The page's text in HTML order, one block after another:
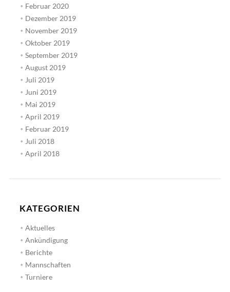
Februar 2020
Dezember 2019
November 2019
Oktober 2019
September 2019
August 2019
Juli 2019
Juni 2019
Mai 2019
April 2019
Februar 2019
Juli 2018
April 2018
KATEGORIEN
Aktuelles
Ankündigung
Berichte
Mannschaften
Turniere